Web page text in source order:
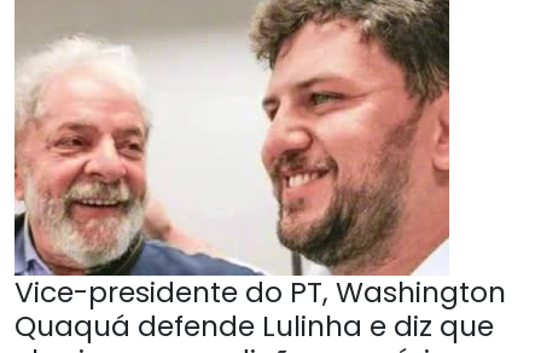
Vice-presidente do PT, Washington
Quaquá defende Lulinha e diz que